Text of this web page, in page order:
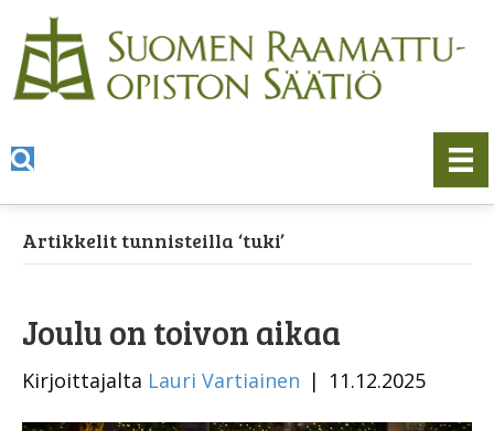
Artikkelit tunnisteilla ‘tuki’
Joulu on toivon aikaa
Kirjoittajalta Lauri Vartiainen | 11.12.2025